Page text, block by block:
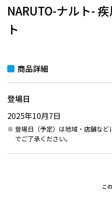
NARUTO-ナルト-
ト
商品詳細
登場日
2025年10月7日
登場日（予定）は地域・店舗な
でご了承ください。
こ